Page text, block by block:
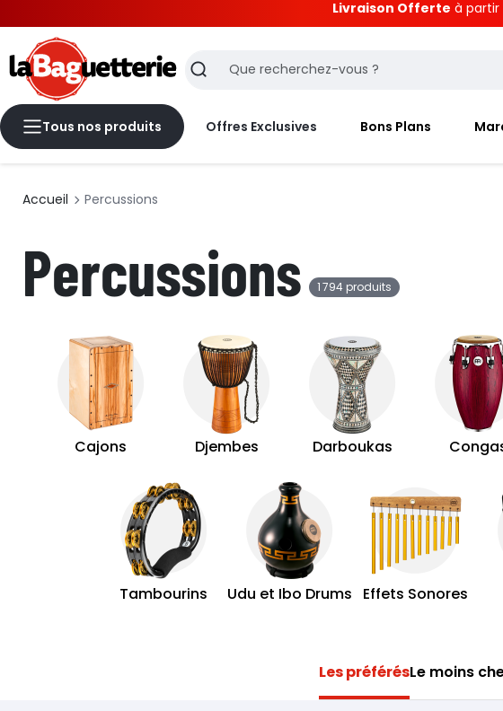
Livraison Offerte à partir
Recherche
Tous nos produits Offres Exclusives Bons Plans
Accueil Percussions
Percussions 1 794 produits
Cajons Djembes Darboukas
Tambourins Udu et Ibo Drums Effets Sonores
Les préférésLe moins